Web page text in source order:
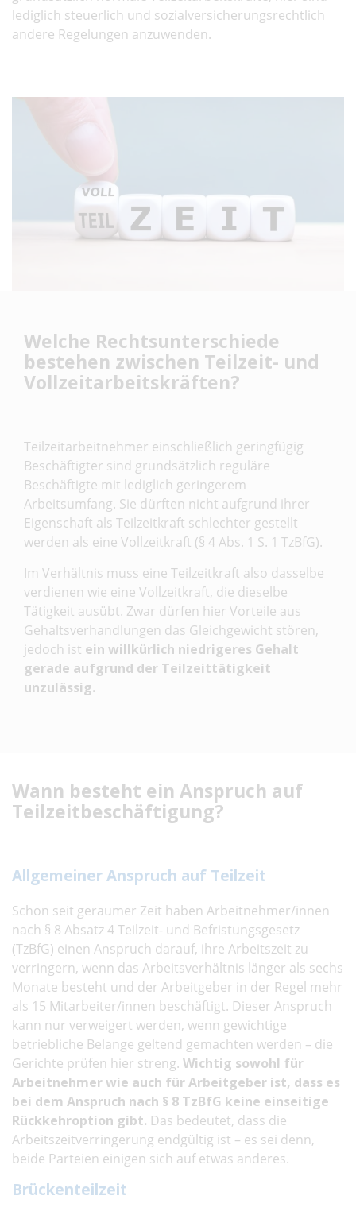
lediglich steuerlich und sozialversicherungsrechtlich
andere Regelungen anzuwenden.
Welche Rechtsunterschiede
bestehen zwischen Teilzeit- und
Vollzeitarbeitskräften?
Teilzeitarbeitnehmer einschließlich geringfügig
Beschäftigter sind grundsätzlich reguläre
Beschäftigte mit lediglich geringerem
Arbeitsumfang. Sie dürften nicht aufgrund ihrer
Eigenschaft als Teilzeitkraft schlechter gestellt
werden als eine Vollzeitkraft (§ 4 Abs. 1 S. 1 TzBfG).
Im Verhältnis muss eine Teilzeitkraft also dasselbe
verdienen wie eine Vollzeitkraft, die dieselbe
Tätigkeit ausübt. Zwar dürfen hier Vorteile aus
Gehaltsverhandlungen das Gleichgewicht stören,
jedoch ist ein willkürlich niedrigeres Gehalt
gerade aufgrund der Teilzeittätigkeit
unzulässig.
Wann besteht ein Anspruch auf
Teilzeitbeschäftigung?
Allgemeiner Anspruch auf Teilzeit
Schon seit geraumer Zeit haben Arbeitnehmer/innen
nach § 8 Absatz 4 Teilzeit- und Befristungsgesetz
(TzBfG) einen Anspruch darauf, ihre Arbeitszeit zu
verringern, wenn das Arbeitsverhältnis länger als sechs
Monate besteht und der Arbeitgeber in der Regel mehr
als 15 Mitarbeiter/innen beschäftigt. Dieser Anspruch
kann nur verweigert werden, wenn gewichtige
betriebliche Belange geltend gemachten werden – die
Gerichte prüfen hier streng. Wichtig sowohl für
Arbeitnehmer wie auch für Arbeitgeber ist, dass es
bei dem Anspruch nach § 8 TzBfG keine einseitige
Rückkehroption gibt. Das bedeutet, dass die
Arbeitszeitverringerung endgültig ist – es sei denn,
beide Parteien einigen sich auf etwas anderes.
Brückenteilzeit